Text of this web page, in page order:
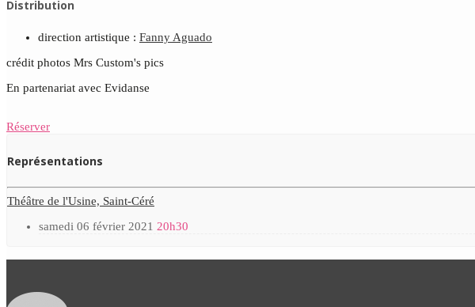
Distribution
direction artistique : Fanny Aguado
crédit photos Mrs Custom's pics
En partenariat avec Evidanse
Réserver
Représentations
Théâtre de l'Usine, Saint-Céré
samedi 06 février 2021 20h30